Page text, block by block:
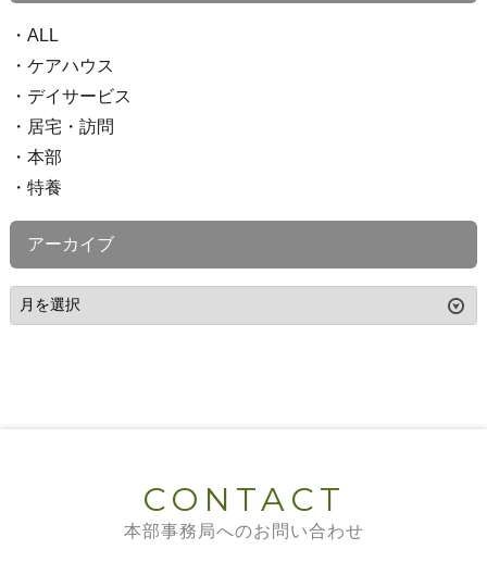
ALL
ケアハウス
デイサービス
居宅・訪問
本部
特養
アーカイブ
CONTACT
本部事務局へのお問い合わせ